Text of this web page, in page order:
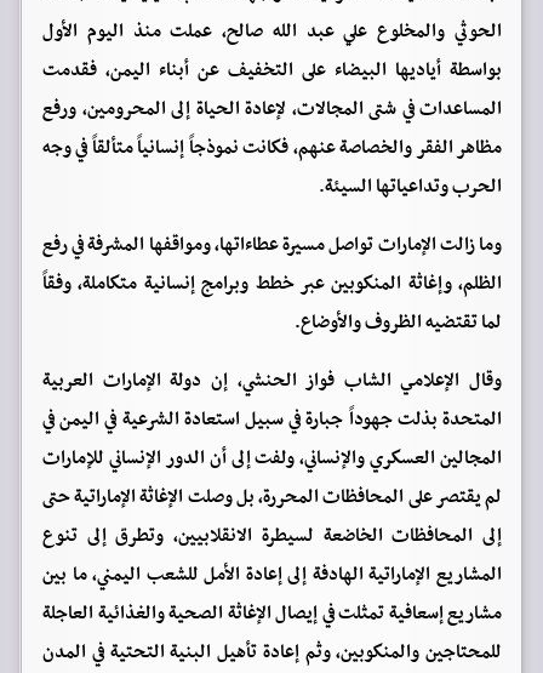
الحوثي والمخلوع علي عبد الله صالح، عملت منذ اليوم الأول
بواسطة أياديها البيضاء على التخفيف عن أبناء اليمن، فقدمت
المساعدات في شتى المجالات، لإعادة الحياة إلى المحرومين، ورفع
مظاهر الفقر والخصاصة عنهم، فكانت نموذجاً إنسانياً متألقاً في وجه
الحرب وتداعياتها السيئة.
وما زالت الإمارات تواصل مسيرة عطاءاتها، ومواقفها المشرفة في رفع
الظلم، وإغاثة المنكوبين عبر خطط وبرامج إنسانية متكاملة، وفقاً
لما تقتضيه الظروف والأوضاع.
وقال الإعلامي الشاب فواز الحنشي، إن دولة الإمارات العربية
المتحدة بذلت جهوداً جبارة في سبيل استعادة الشرعية في اليمن في
المجالين العسكري والإنساني، ولفت إلى أن الدور الإنساني للإمارات
لم يقتصر على المحافظات المحررة، بل وصلت الإغاثة الإماراتية حتى
إلى المحافظات الخاضعة لسيطرة الانقلابيين، وتطرق إلى تنوع
المشاريع الإماراتية الهادفة إلى إعادة الأمل للشعب اليمني، ما بين
مشاريع إسعافية تمثلت في إيصال الإغاثة الصحية والغذائية العاجلة
للمحتاجين والمنكوبين، وثم إعادة تأهيل البنية التحتية في المدن